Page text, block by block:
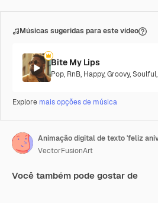
Músicas sugeridas para este vídeo
Bite My Lips
Pop, RnB, Happy,Groovy,Soulful,
Explore mais opções de música
VectorFusionArt
Você também pode gostar de